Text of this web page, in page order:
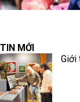
TIN MỚI
Giới